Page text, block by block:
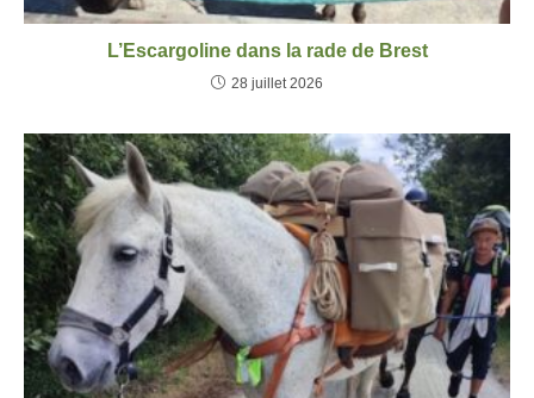
L’Escargoline dans la rade de Brest
28 juillet 2026